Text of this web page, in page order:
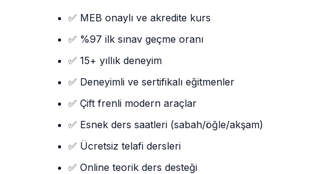
✅ MEB onaylı ve akredite kurs
✅ %97 ilk sınav geçme oranı
✅ 15+ yıllık deneyim
✅ Deneyimli ve sertifikalı eğitmenler
✅ Çift frenli modern araçlar
✅ Esnek ders saatleri (sabah/öğle/akşam)
✅ Ücretsiz telafi dersleri
✅ Online teorik ders desteği